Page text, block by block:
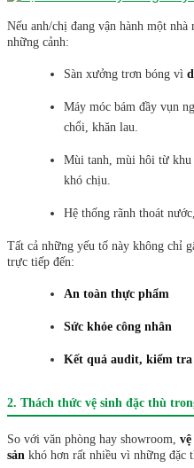
Nếu anh/chị đang vận hành một
những cảnh:
Sàn xưởng trơn bóng vì
Máy móc bám đầy vụn
chổi, khăn lau.
Mùi tanh, mùi hôi từ khu
khó chịu.
Hệ thống rãnh thoát
Tất cả những yếu tố này không chỉ
trực tiếp đến:
An toàn thực phẩm
Sức khỏe công nhân
Kết quả audit, kiểm tra
2. Thách thức vệ sinh đặc thù
So với văn phòng hay showroom,
sản khó hơn rất nhiều vì những đặc